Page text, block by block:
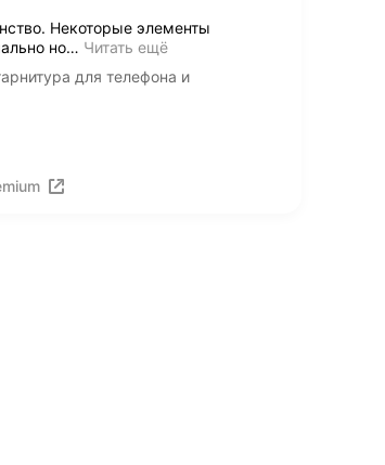
Некоторые элементы
но… Читать ещё
для телефона и